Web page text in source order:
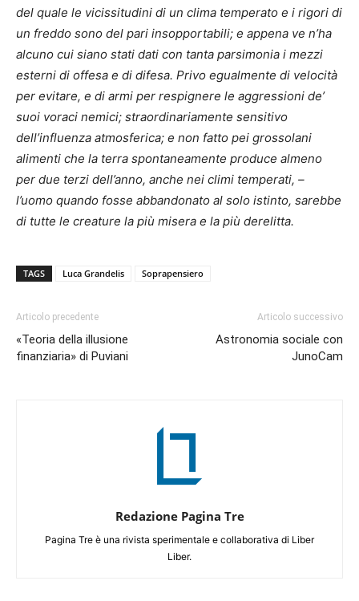
del quale le vicissitudini di un clima temperato e i rigori di
un freddo sono del pari insopportabili; e appena ve n’ha
alcuno cui siano stati dati con tanta parsimonia i mezzi
esterni di offesa e di difesa. Privo egualmente di velocità
per evitare, e di armi per respignere le aggressioni de’
suoi voraci nemici; straordinariamente sensitivo
dell’influenza atmosferica; e non fatto pei grossolani
alimenti che la terra spontaneamente produce almeno
per due terzi dell’anno, anche nei climi temperati, –
l’uomo quando fosse abbandonato al solo istinto, sarebbe
di tutte le creature la più misera e la più derelitta.
TAGS Luca Grandelis Soprapensiero
Articolo precedente
«Teoria della illusione
finanziaria» di Puviani
Articolo successivo
Astronomia sociale con
JunoCam
Redazione Pagina Tre
Pagina Tre è una rivista sperimentale e collaborativa di Liber
Liber.